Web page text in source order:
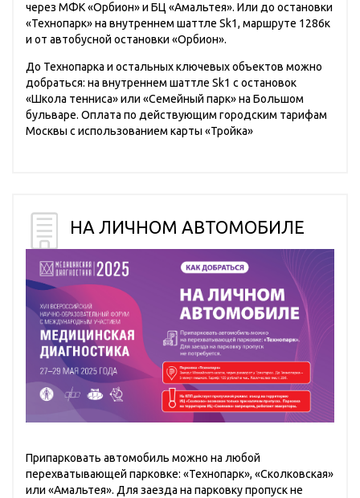
через МФК «Орбион» и БЦ «Амальтея». Или до остановки
«Технопарк» на внутреннем шаттле Sk1, маршруте 1286к
и от автобусной остановки «Орбион».
До Технопарка и остальных ключевых объектов можно
добраться: на внутреннем шаттле Sk1 с остановок
«Школа тенниса» или «Семейный парк» на Большом
бульваре. Оплата по действующим городским тарифам
Москвы с использованием карты «Тройка»
НА ЛИЧНОМ АВТОМОБИЛЕ
Припарковать автомобиль можно на любой
перехватывающей парковке: «Технопарк», «Сколковская»
или «Амальтея». Для заезда на парковку пропуск не